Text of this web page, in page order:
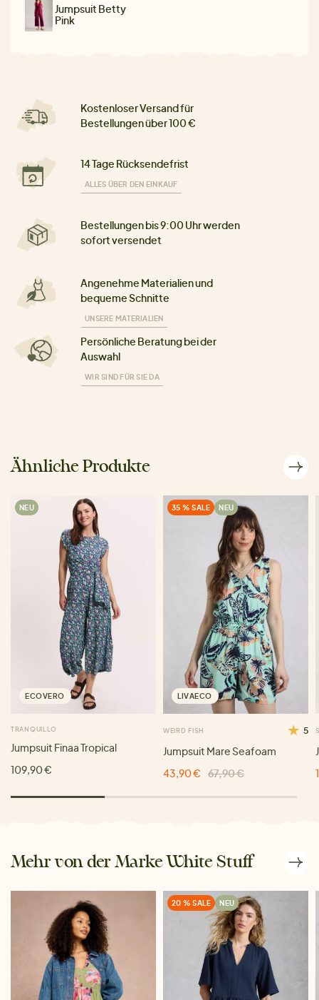
Jumpsuit Betty
Pink
Kostenloser Versand für
Bestellungen über 100 €
14 Tage Rücksendefrist
ALLES ÜBER DEN EINKAUF
Bestellungen bis 9:00 Uhr werden
sofort versendet
Angenehme Materialien und
bequeme Schnitte
UNSERE MATERIALIEN
Persönliche Beratung bei der
Auswahl
WIR SIND FÜR SIE DA
Ähnliche Produkte
NEU
ECOVERO
TRANQUILLO
Jumpsuit Finaa Tropical
109,90 €
35 % SALE NEU
LIVAECO
WEIRD FISH 5
Jumpsuit Mare Seafoam
43,90 €
67,90 €
Mehr von der Marke White Stuff
20 % SALE NEU